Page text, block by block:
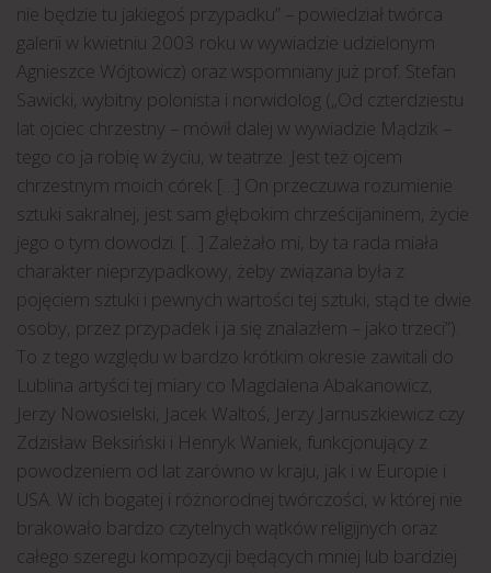
nie będzie tu jakiegoś przypadku” – powiedział twórca
galerii w kwietniu 2003 roku w wywiadzie udzielonym
Agnieszce Wójtowicz) oraz wspomniany już prof. Stefan
Sawicki, wybitny polonista i norwidolog („Od czterdziestu
lat ojciec chrzestny – mówił dalej w wywiadzie Mądzik –
tego co ja robię w życiu, w teatrze. Jest też ojcem
chrzestnym moich córek […] On przeczuwa rozumienie
sztuki sakralnej, jest sam głębokim chrześcijaninem, życie
jego o tym dowodzi. […] Zależało mi, by ta rada miała
charakter nieprzypadkowy, żeby związana była z
pojęciem sztuki i pewnych wartości tej sztuki, stąd te dwie
osoby, przez przypadek i ja się znalazłem – jako trzeci”).
To z tego względu w bardzo krótkim okresie zawitali do
Lublina artyści tej miary co Magdalena Abakanowicz,
Jerzy Nowosielski, Jacek Waltoś, Jerzy Jarnuszkiewicz czy
Zdzisław Beksiński i Henryk Waniek, funkcjonujący z
powodzeniem od lat zarówno w kraju, jak i w Europie i
USA. W ich bogatej i różnorodnej twórczości, w której nie
brakowało bardzo czytelnych wątków religijnych oraz
całego szeregu kompozycji będących mniej lub bardziej